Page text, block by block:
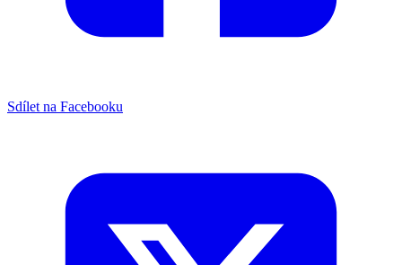
Sdílet na Facebooku